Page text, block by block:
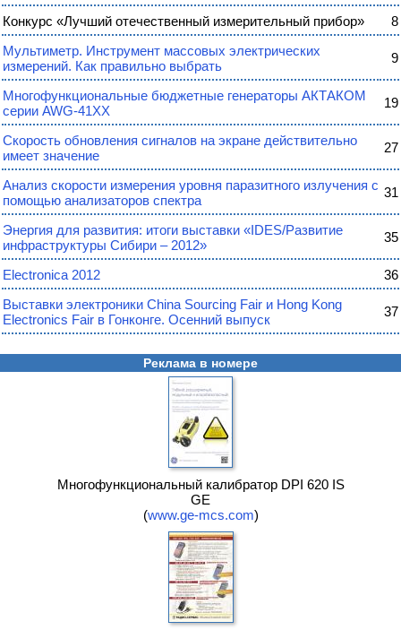
Конкурс «Лучший отечественный измерительный прибор»
8
Мультиметр. Инструмент массовых электрических
измерений. Как правильно выбрать
9
Многофункциональные бюджетные генераторы АКТАКОМ
серии AWG-41ХХ
19
Скорость обновления сигналов на экране действительно
имеет значение
27
Анализ скорости измерения уровня паразитного излучения с
помощью анализаторов спектра
31
Энергия для развития: итоги выставки «IDES/Развитие
инфраструктуры Сибири – 2012»
35
Electronica 2012
36
Выставки электроники China Sourcing Fair и Hong Kong
Electronics Fair в Гонконге. Осенний выпуск
37
Реклама в номере
Многофункциональный калибратор DPI 620 IS
GE
(www.ge-mcs.com)